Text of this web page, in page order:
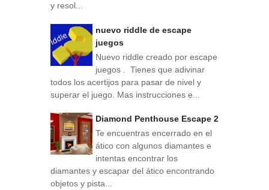
y resol...
nuevo riddle de escape
juegos
Nuevo riddle creado por escape
juegos . Tienes que adivinar
todos los acertijos para pasar de nivel y
superar el juego. Mas instrucciones e...
Diamond Penthouse Escape 2
Te encuentras encerrado en el
ático con algunos diamantes e
intentas encontrar los
diamantes y escapar del ático encontrando
objetos y pista...